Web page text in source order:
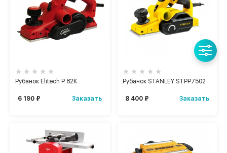
Рубанок Elitech Р 82К
6 190 ₽ Заказать
Рубанок STANLEY STPP7502
8 400 ₽ Заказать